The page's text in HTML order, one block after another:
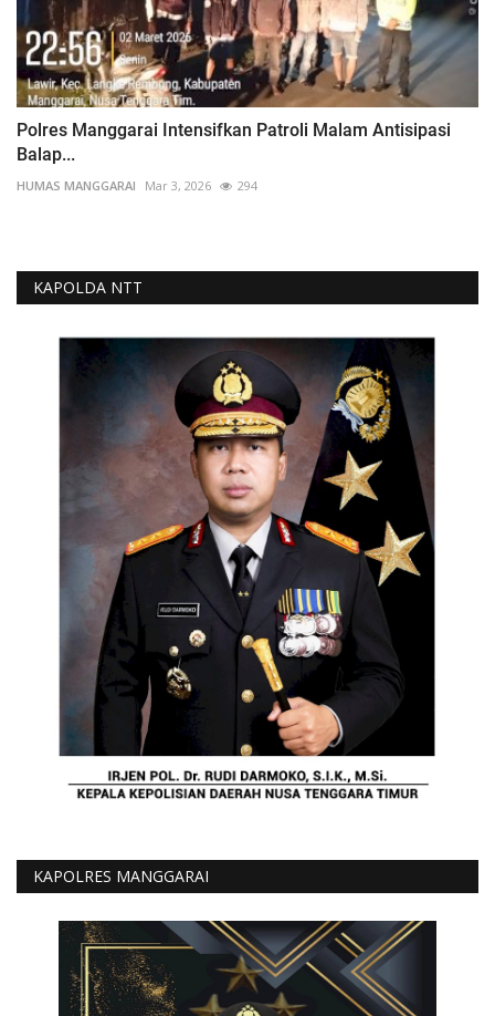
Polres Manggarai Intensifkan Patroli Malam Antisipasi
Balap...
HUMAS MANGGARAI Mar 3, 2026 294
KAPOLDA NTT
KAPOLRES MANGGARAI